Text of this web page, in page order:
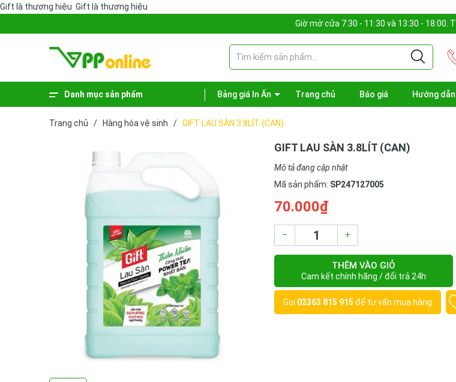
Gift là thương hiệu Gift là thương hiệu
Giờ mở cửa 7:30 - 11:30 và 13:30 - 18:00.
Danh mục sản phẩm Bảng giá In Ấn Trang chủ Báo giá Hướng
Trang chủ / Hàng hóa vệ sinh / GIFT LAU SÀN 3.8LÍT (CAN)
GIFT LAU SÀN 3.8LÍT (CAN)
Mô tả đang cập nhật
Mã sản phẩm: SP247127005
70.000₫
– +
THÊM VÀO GIỎ
Cam kết chính hãng / đổi trả 24h
Gọi 02363 815 915 để tư vấn mua hàng